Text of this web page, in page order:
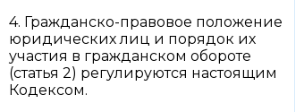
4. Гражданско-правовое положение
юридических лиц и порядок их
участия в гражданском обороте
(статья 2) регулируются настоящим
Кодексом.